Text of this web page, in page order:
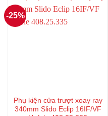
-25%
Phụ kiện cửa trượt xoay ray
340mm Slido Eclip 16IF/VF